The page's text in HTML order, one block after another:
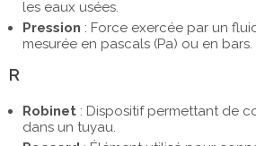
les eaux usées.
Pression : Force exercée par un
mesurée en pascals (Pa) ou en bars.
R
Robinet : Dispositif permettant de
dans un tuyau.